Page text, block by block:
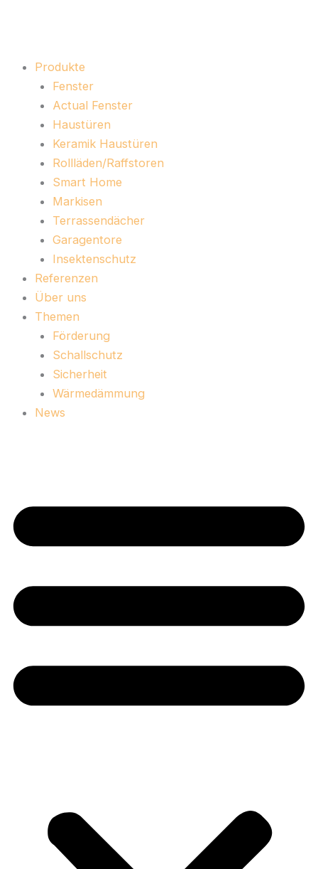
Produkte
Fenster
Actual Fenster
Haustüren
Keramik Haustüren
Rollläden/Raffstoren
Smart Home
Markisen
Terrassendächer
Garagentore
Insektenschutz
Referenzen
Über uns
Themen
Förderung
Schallschutz
Sicherheit
Wärmedämmung
News